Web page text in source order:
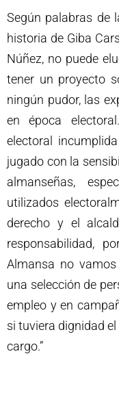
Según palabras de
historia de Giba
Núñez, no puede
tener un proyecto
ningún pudor, las
en época
electoral
jugado con la
almanseñas,
utilizados
derecho y el
responsabilidad,
Almansa no
una selección de
empleo y en
si tuviera dignidad
cargo.”